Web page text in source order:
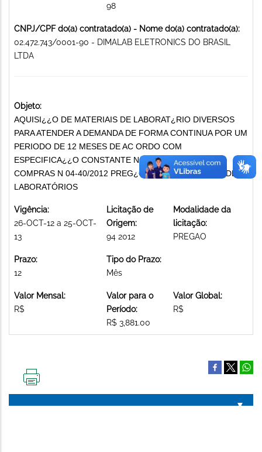
98
CNPJ/CPF do(a) contratado(a) - Nome do(a) contratado(a):
02.472.743/0001-90 - DIMALAB ELETRONICS DO BRASIL
LTDA
Objeto:
AQUISI¿¿O DE MATERIAIS DE LABORAT¿RIO DIVERSOS
PARA ATENDER A DEMANDA DE FORMA CONTINUA POR UM
PERIODO DE 12 MESES DE AC ORDO COM
ESPECIFICA¿¿O CONSTANTE NO PROCESSO DE
COMPRAS N 04-40/2012 PREG¿O 94/2012 MATERIAIS DE
LABORATÓRIOS
Vigência:
26-OCT-12 a 25-OCT-
13
Licitação de
Origem:
94 2012
Modalidade da
licitação:
PREGAO
Prazo:
12
Tipo do Prazo:
Mês
Valor Mensal:
R$
Valor para o
Período:
R$ 3,881.00
Valor Global:
R$
PÁGINA